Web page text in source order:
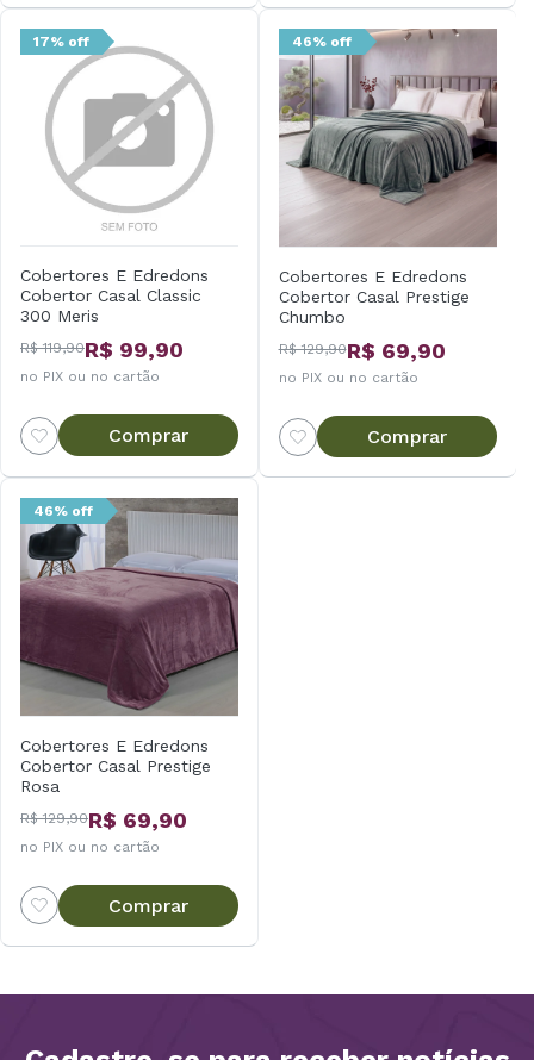
17% off
Cobertores E Edredons
Cobertor Casal Classic
300 Meris
R$ 119,90R$ 99,90
no PIX ou no cartão
Comprar
46% off
Cobertores E Edredons
Cobertor Casal Prestige
Chumbo
R$ 129,90R$ 69,90
no PIX ou no cartão
Comprar
46% off
Cobertores E Edredons
Cobertor Casal Prestige
Rosa
R$ 129,90R$ 69,90
no PIX ou no cartão
Comprar